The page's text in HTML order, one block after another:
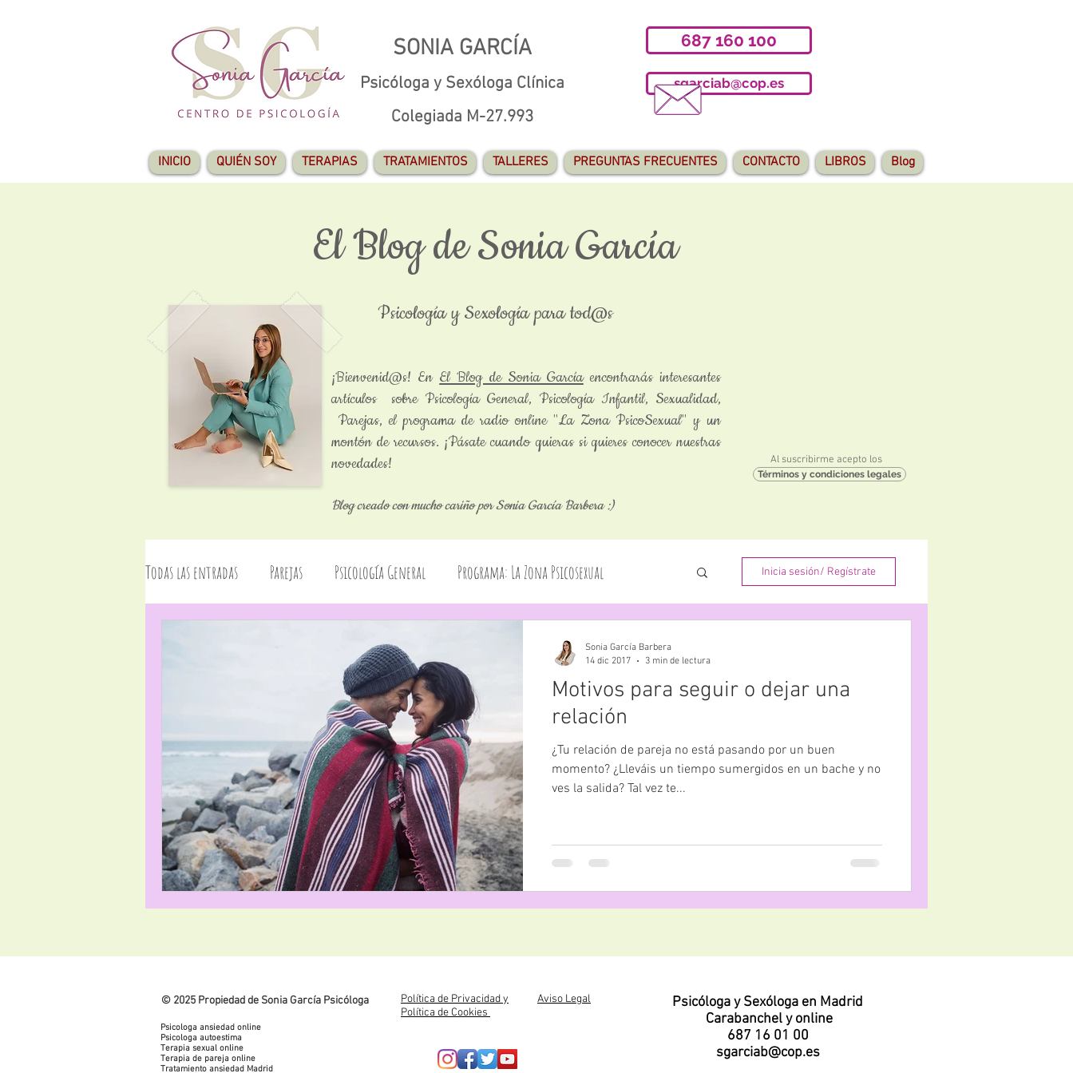
SONIA GARCÍA
Psicóloga y Sexóloga Clínica
Colegiada M-27.993
687 160 100
sgarciab@cop.es
INICIO QUIÉN SOY TERAPIAS TRATAMIENTOS TALLERES PREGUNTAS FRECUENTES CONTACTO LIBROS Blog
El Blog de Sonia García
Psicología y Sexología para tod@s
¡Bienvenid@s! En El Blog de Sonia Garcíaencontrarás interesantes
artículos sobre Psicología General, Psicología Infantil, Sexualidad,
Parejas, el programa de radio online "La Zona PsicoSexual" y un
montón de recursos. ¡Pásate cuando quieras si quieres conocer nuestras
novedades!
Blog creado con mucho cariño por Sonia García Barbera :)
Al suscribirme acepto los
Términos y condiciones legales
Todas las entradas Parejas Psicología General Programa: La Zona Psicosexual
Sección: La Pregunta Curiosa
Eventos Psicología Infantil Servicios terapéuticos
Covid-19 YouTube
Inicia sesión/ Regístrate
Motivos para seguir o dejar una
relación
¿Tu relación de pareja no está pasando por un buen
momento? ¿Lleváis un tiempo sumergidos en un bache y no
ves la salida? Tal vez te...
Sonia García Barbera
14 dic 2017
3 min de lectura
© 2025 Propiedad de Sonia García Psicóloga
Política de Privacidad y
Política de Cookies
Aviso Legal
Psicóloga y Sexóloga en Madrid
Carabanchel y online
687 16 01 00
sgarciab@cop.es
Psicologa ansiedad online
Psicologa autoestima
Terapia sexual online
Terapia de pareja online
Tratamiento ansiedad Madrid